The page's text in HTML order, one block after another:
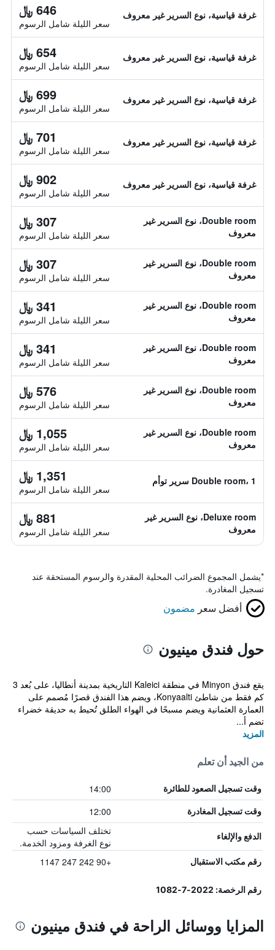
غرفة قياسية، نوع السرير غير معروف 646 ﷼
سعر الليلة شامل الرسوم
غرفة قياسية، نوع السرير غير معروف 654 ﷼
سعر الليلة شامل الرسوم
غرفة قياسية، نوع السرير غير معروف 699 ﷼
سعر الليلة شامل الرسوم
غرفة قياسية، نوع السرير غير معروف 701 ﷼
سعر الليلة شامل الرسوم
غرفة قياسية، نوع السرير غير معروف 902 ﷼
سعر الليلة شامل الرسوم
Double room، نوع السرير غير
معروف
307 ﷼
سعر الليلة شامل الرسوم
Double room، نوع السرير غير
معروف
307 ﷼
سعر الليلة شامل الرسوم
Double room، نوع السرير غير
معروف
341 ﷼
سعر الليلة شامل الرسوم
Double room، نوع السرير غير
معروف
341 ﷼
سعر الليلة شامل الرسوم
Double room، نوع السرير غير
معروف
576 ﷼
سعر الليلة شامل الرسوم
Double room، نوع السرير غير
معروف
1,055 ﷼
سعر الليلة شامل الرسوم
Double room، 1 سرير توأم 1,351 ﷼
سعر الليلة شامل الرسوم
Deluxe room، نوع السرير غير
معروف
881 ﷼
سعر الليلة شامل الرسوم
*يشمل المجموع الضرائب المحلية المقدرة والرسوم المستحقة عند
تسجيل المغادرة.
أفضل سعر مضمون
حول فندق مينيون
يقع فندق Minyon في منطقة Kaleici التاريخية بمدينة أنطاليا، على بُعد 3
كم فقط من شاطئ Konyaalti، ويضم هذا الفندق قصرًا مُصمم على
العمارة العثمانية ويضم مسبحًا في الهواء الطلق تُحيط به حديقة خضراء
تضم أ...
المزيد
من الجيد أن تعلم
وقت تسجيل الصعود للطائرة 14:00
وقت تسجيل المغادرة 12:00
الدفع والإلغاء
تختلف السياسات حسب
نوع الغرفة ومزود الخدمة.
رقم مكتب الاستقبال +90 242 247 1147
رقم الرخصة: 2022-7-1082
المزايا ووسائل الراحة في فندق مينيون